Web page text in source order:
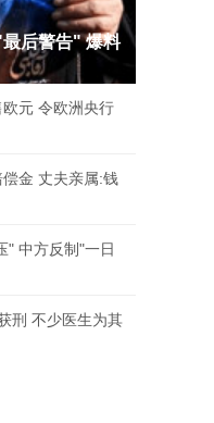
后警告" 爆料
元 令欧洲央行
金 丈夫亲属:钱
" 中方反制"一日
刑 不少医生为其